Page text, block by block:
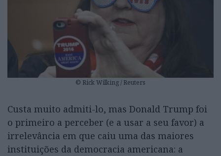
© Rick Wilking / Reuters
Custa muito admiti-lo, mas Donald Trump foi
o primeiro a perceber (e a usar a seu favor) a
irrelevância em que caiu uma das maiores
instituições da democracia americana: a